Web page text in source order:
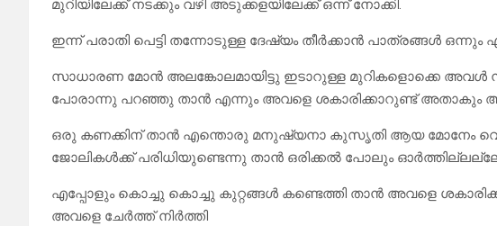
മുറിയിലേക്ക് നടക്കും വഴി അടുക്കളയിലേക്ക് ഒന്ന് നോക്കി.
ഇന്ന് പരാതി പെട്ടി തന്നോടുള്ള ദേഷ്യം തീർക്കാൻ പാത്രങ്ങൾ ഒന്നും
സാധാരണ മോൻ അലങ്കോലമായിട്ടു ഇടാറുള്ള മുറികളൊക്കെ അവൾ
പോരാന്നു പറഞ്ഞു താൻ എന്നും അവളെ ശകാരിക്കാറുണ്ട് അതാകും
ഒരു കണക്കിന് താൻ എന്തൊരു മനുഷ്യനാ കുസൃതി ആയ മോനേം
ജോലികൾക്ക് പരിധിയുണ്ടെന്നു താൻ ഒരിക്കൽ പോലും
എപ്പോളും കൊച്ചു കൊച്ചു കുറ്റങ്ങൾ കണ്ടെത്തി താൻ അവളെ
അവളെ ചേർത്ത് നിർത്തി